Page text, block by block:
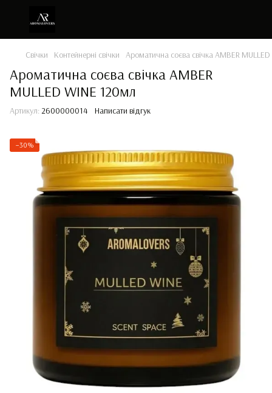
Свічки Контейнерні свічки Ароматична соєва свічка AMBER
Ароматична соєва свічка AMBER
MULLED WINE 120мл
Артикул: 2600000014 Написати відгук
−30%